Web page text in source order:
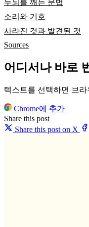
두뇌를 깨는 문법
소리와 기호
사라진 것과 발견된 것
Sources
어디서나 바로
텍스트를 선택하면 브
Chrome에 추가
Share this post
Share this post on X